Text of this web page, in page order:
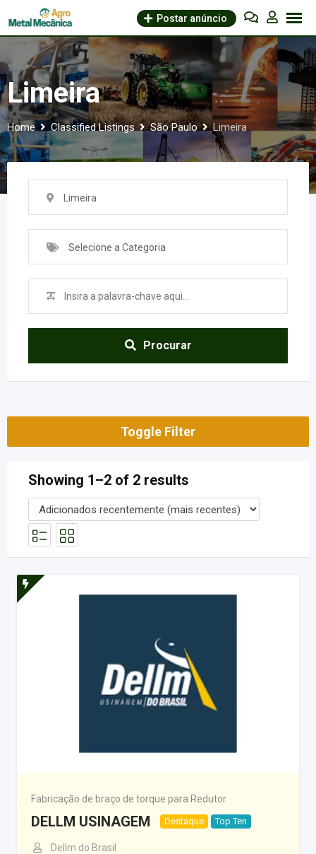
to
Postar anúncio
Limeira
Home Classified Listings São Paulo Limeira
Limeira
Selecione a Categoria
Procurar
Toggle Filter
Showing 1–2 of 2 results
Fabricação de braço de torque para Redutor
DELLM USINAGEM Destaque Top Ten
Dellm do Brasil